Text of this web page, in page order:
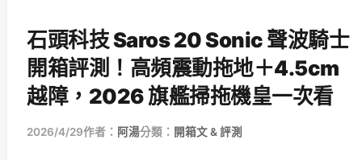
石頭科技 Saros 20 Sonic 聲波騎士
開箱評測！高頻震動拖地＋4.5cm
越障，2026 旗艦掃拖機皇一次看
2026/4/29作者： 阿湯分類： 開箱文 & 評測